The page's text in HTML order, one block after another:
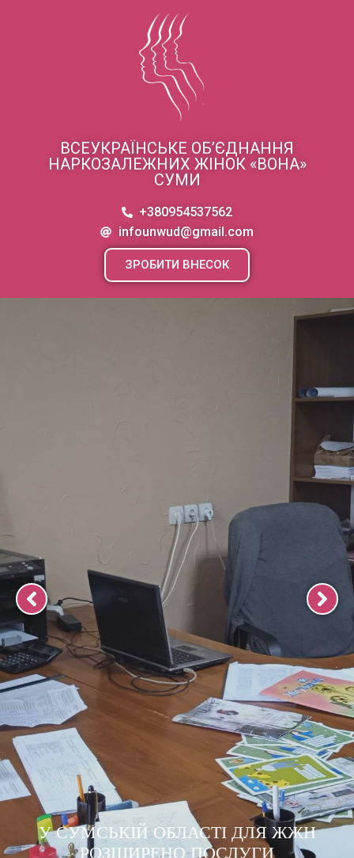
ВСЕУКРАЇНСЬКЕ ОБ’ЄДНАННЯ
НАРКОЗАЛЕЖНИХ ЖІНОК «ВОНА»
СУМИ
+380954537562
infounwud@gmail.com
ЗРОБИТИ ВНЕСОК
У СУМСЬКІЙ ОБЛАСТІ ДЛЯ ЖЖН
РОЗШИРЕНО ПОСЛУГИ